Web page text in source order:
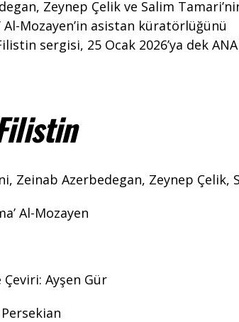
Zeynep Çelik ve Salim
Mozayen’in asistan küratörlüğünü
sergisi, 25 Ocak 2026’ya dek
Zeinab Azerbedegan, Zeynep Çelik,
Al-Mozayen
Ayşen Gür